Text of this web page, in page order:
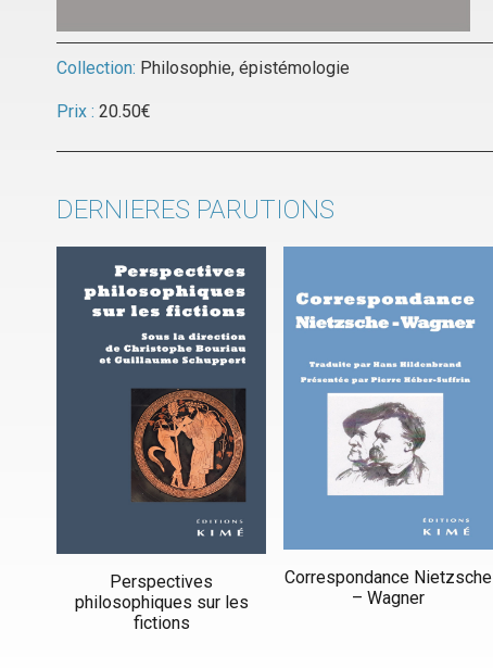
Collection: Philosophie, épistémologie
Prix : 20.50€
DERNIERES PARUTIONS
Perspectives
philosophiques sur les
fictions
Correspondance Nietzsche
– Wagner